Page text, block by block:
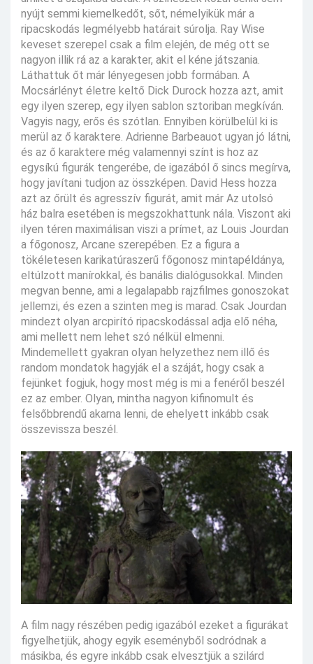
nyújt semmi kiemelkedőt, sőt, némelyikük már a
ripacskodás legmélyebb határait súrolja. Ray Wise
keveset szerepel csak a film elején, de még ott se
nagyon illik rá az a karakter, akit el kéne játszania.
Láthattuk őt már lényegesen jobb formában. A
Mocsárlényt életre keltő Dick Durock hozza azt, amit
egy ilyen szerep, egy ilyen sablon sztoriban megkíván.
Vagyis nagy, erős és szótlan. Ennyiben körülbelül ki is
merül az ő karaktere. Adrienne Barbeauot ugyan jó látni,
és az ő karaktere még valamennyi színt is hoz az
egysíkú figurák tengerébe, de igazából ő sincs megírva,
hogy javítani tudjon az összképen. David Hess hozza
azt az őrült és agresszív figurát, amit már Az utolsó
ház balra esetében is megszokhattunk nála. Viszont aki
ilyen téren maximálisan viszi a prímet, az Louis Jourdan
a főgonosz, Arcane szerepében. Ez a figura a
tökéletesen karikatúraszerű főgonosz mintapéldánya,
eltúlzott manírokkal, és banális dialógusokkal. Minden
megvan benne, ami a legalapabb rajzfilmes gonoszokat
jellemzi, és ezen a szinten meg is marad. Csak Jourdan
mindezt olyan arcpirító ripacskodással adja elő néha,
ami mellett nem lehet szó nélkül elmenni.
Mindemellett gyakran olyan helyzethez nem illő és
random mondatok hagyják el a száját, hogy csak a
fejünket fogjuk, hogy most még is mi a fenéről beszél
ez az ember. Olyan, mintha nagyon kifinomult és
felsőbbrendű akarna lenni, de ehelyett inkább csak
összevissza beszél.
A film nagy részében pedig igazából ezeket a figurákat
figyelhetjük, ahogy egyik eseményből sodródnak a
másikba, és egyre inkább csak elvesztjük a szilárd